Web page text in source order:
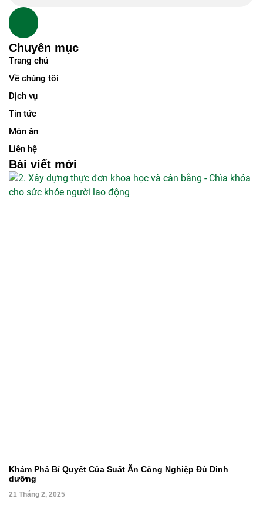
Chuyên mục
Trang chủ
Về chúng tôi
Dịch vụ
Tin tức
Món ăn
Liên hệ
Bài viết mới
Khám Phá Bí Quyết Của Suất Ăn Công Nghiệp Đủ Dinh
dưỡng
21 Tháng 2, 2025